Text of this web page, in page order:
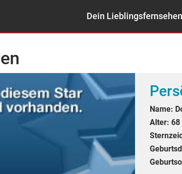
Dein Lieblingsfernsehen
Name:
Alter: 68